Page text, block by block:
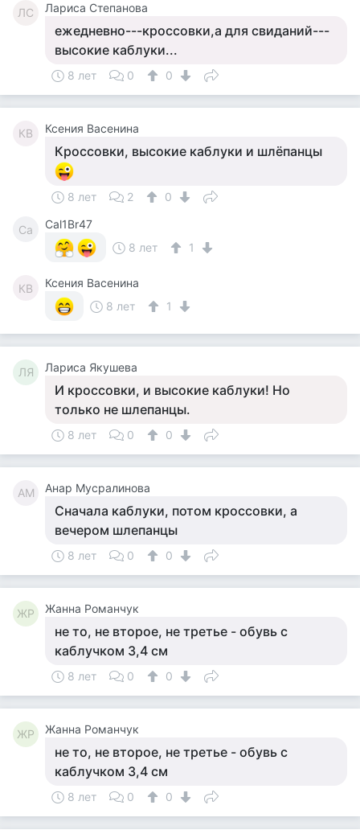
ЛС Лариса Степанова
ежедневно---кроссовки,а для свиданий---
высокие каблуки...
8 лет 0 0
КВ Ксения Васенина
Кроссовки, высокие каблуки и шлёпанцы
8 лет 2 0
Ca
Cal1Br47
8 лет
1
КВ
Ксения Васенина
8 лет
1
ЛЯ Лариса Якушева
И кроссовки, и высокие каблуки! Но
только не шлепанцы.
8 лет 0 0
АМ Анар Мусралинова
Сначала каблуки, потом кроссовки, а
вечером шлепанцы
8 лет 0 0
ЖР Жанна Романчук
не то, не второе, не третье - обувь с
каблучком 3,4 см
8 лет 0 0
ЖР Жанна Романчук
не то, не второе, не третье - обувь с
каблучком 3,4 см
8 лет 0 0